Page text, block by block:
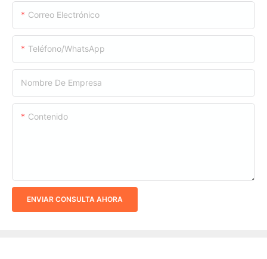
Correo Electrónico
Teléfono/WhatsApp
Nombre De Empresa
Contenido
ENVIAR CONSULTA AHORA